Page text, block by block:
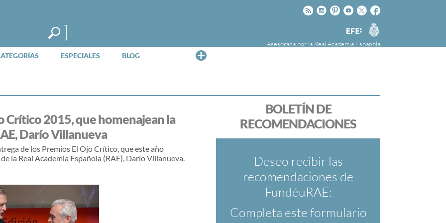
Facebook
Twitter
Youtube
Pinteres
Instagram
Rss
Agencia
EFE
Asesorada por la Real Academia Española
ESPECIALES BLOG
la Agencia Efe y la Real Academia Española,
cuyo objetivo es colaborar con el buen uso del
español en los medios de comunicación y en
Internet.
BOLETÍN DE
RECOMENDACIONES
Deseo recibir las
recomendaciones de
FundéuRAE:
Completa este formulario
Crítico 2015, que homenajean la
Darío Villanueva
de los Premios El Ojo Crítico, que este año
la Real Academia Española (RAE), Darío Villanueva.